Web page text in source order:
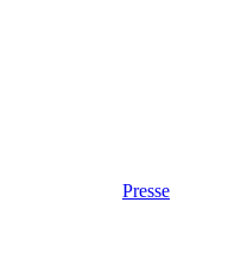
Presse